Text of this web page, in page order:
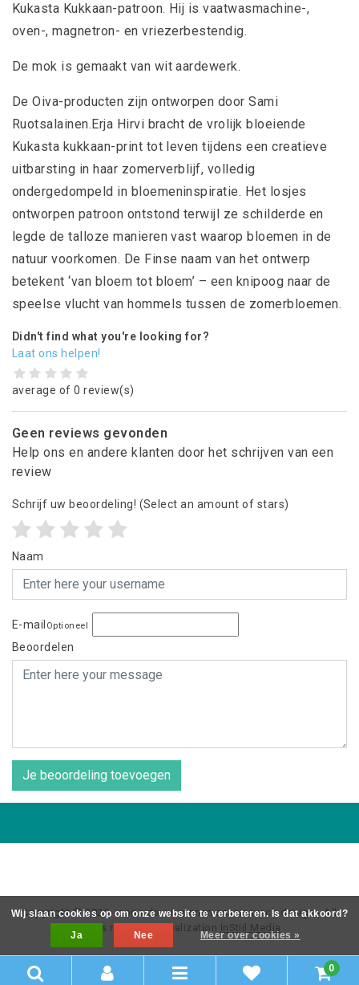
Kukasta Kukkaan-patroon. Hij is vaatwasmachine-,
oven-, magnetron- en vriezerbestendig.
De mok is gemaakt van wit aardewerk.
De Oiva-producten zijn ontworpen door Sami
Ruotsalainen.Erja Hirvi bracht de vrolijk bloeiende
Kukasta kukkaan-print tot leven tijdens een creatieve
uitbarsting in haar zomerverblijf, volledig
ondergedompeld in bloemeninspiratie. Het losjes
ontworpen patroon ontstond terwijl ze schilderde en
legde de talloze manieren vast waarop bloemen in de
natuur voorkomen. De Finse naam van het ontwerp
betekent ‘van bloem tot bloem’ – een knipoog naar de
speelse vlucht van hommels tussen de zomerbloemen.
Didn't find what you're looking for?
Laat ons helpen!
average of 0 review(s)
Geen reviews gevonden
Help ons en andere klanten door het schrijven van een
review
Schrijf uw beoordeling! (Select an amount of stars)
Naam
E-mail Optioneel
Beoordelen
Je beoordeling toevoegen
Copyright © 2026 - coos de wit wonen scaninavsch design - All
rights reserved - Realization InStijl Media
0
Wij slaan cookies op om onze website te verbeteren. Is dat akkoord?
Ja
Nee Meer over cookies »